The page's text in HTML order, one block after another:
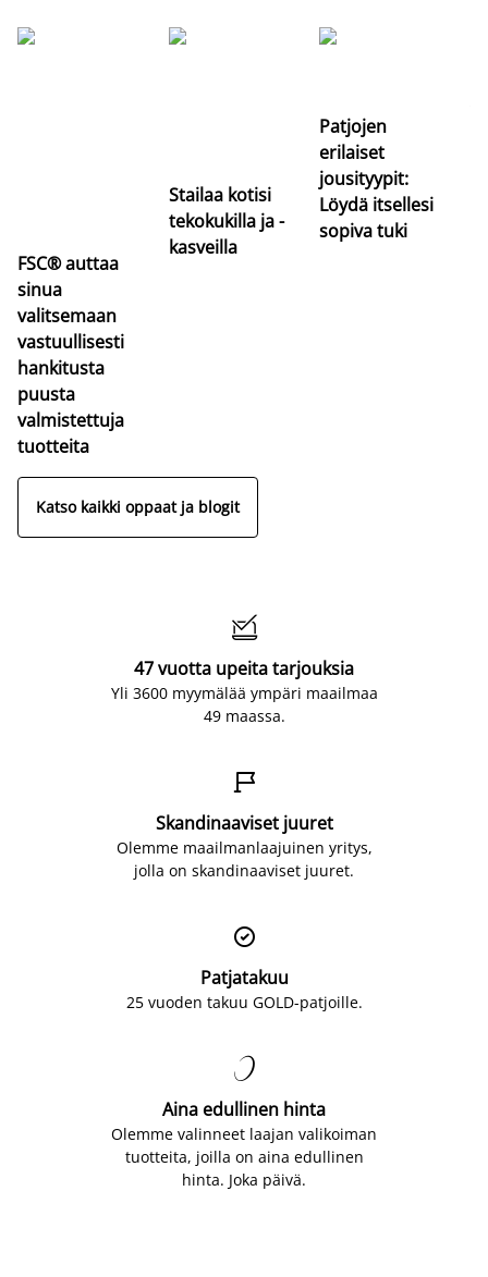
FSC® auttaa
sinua
valitsemaan
vastuullisesti
hankitusta
puusta
valmistettuja
tuotteita
Stailaa kotisi
tekokukilla ja -
kasveilla
Patjojen
erilaiset
jousityypit:
Löydä itsellesi
sopiva tuki
Katso kaikki oppaat ja blogit

47 vuotta upeita tarjouksia
Yli 3600 myymälää ympäri maailmaa
49 maassa.

Skandinaaviset juuret
Olemme maailmanlaajuinen yritys,
jolla on skandinaaviset juuret.

Patjatakuu
25 vuoden takuu GOLD-patjoille.

Aina edullinen hinta
Olemme valinneet laajan valikoiman
tuotteita, joilla on aina edullinen
hinta. Joka päivä.